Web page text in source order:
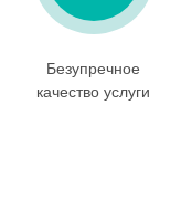
Безупречное
качество услуги